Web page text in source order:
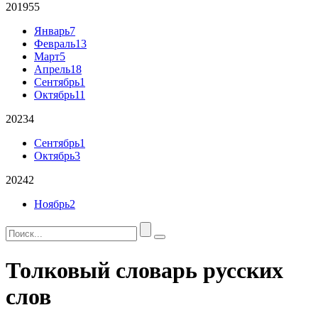
201955
Январь7
Февраль13
Март5
Апрель18
Сентябрь1
Октябрь11
20234
Сентябрь1
Октябрь3
20242
Ноябрь2
Толковый словарь русских
слов